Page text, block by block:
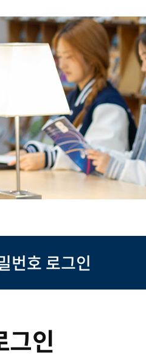
번호 로그인
그인